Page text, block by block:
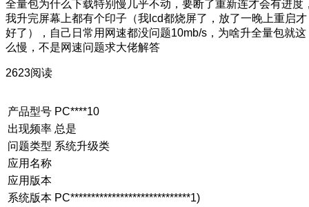
全量包为什么下载特别慢几乎不动，要断了重新连才会有进度
我升完屏幕上都有个印子（我lcd都烧屏了，放了一晚上重启才
好了），自己日常用网速都没问题10mb/s，为啥升全量包就这
么慢，不是网速问题求大佬解答
2623阅读
产品型号 PC****10
出现频率 总是
问题类型 系统升级类
应用名称
应用版本
系统版本 PC*****************************1)